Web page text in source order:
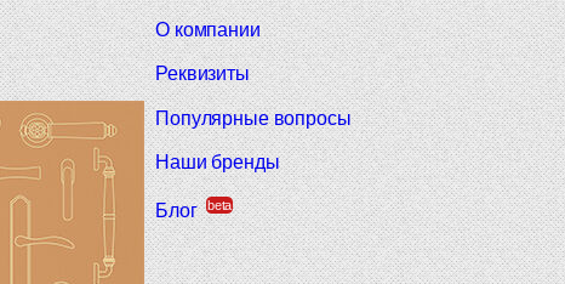
О компании
Реквизиты
Популярные вопросы
Наши бренды
Блог beta